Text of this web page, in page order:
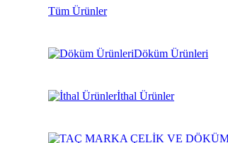
Tüm Ürünler
Döküm Ürünleri
İthal Ürünler